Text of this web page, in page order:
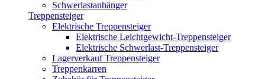
Schwerlastanhänger
Treppensteiger
Elektrische Treppensteiger
Elektrische Leichtgewicht-Treppensteiger
Elektrische Schwerlast-Treppensteiger
Lagerverkauf Treppensteiger
Treppenkarren